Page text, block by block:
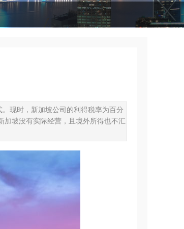
现时，新加坡公司的利得税率为百分
加坡没有实际经营，且境外所得也不汇